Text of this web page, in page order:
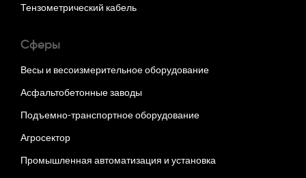
Тензометрический кабель
Сферы
Весы и весоизмерительное оборудование
Асфальтобетонные заводы
Подъемно-транспортное оборудование
Агросектор
Промышленная автоматизация и установка